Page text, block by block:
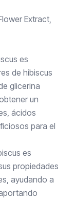
Extract,
es
de hibiscus
glicerina
un
ácidos
para el
es
propiedades
ayudando a